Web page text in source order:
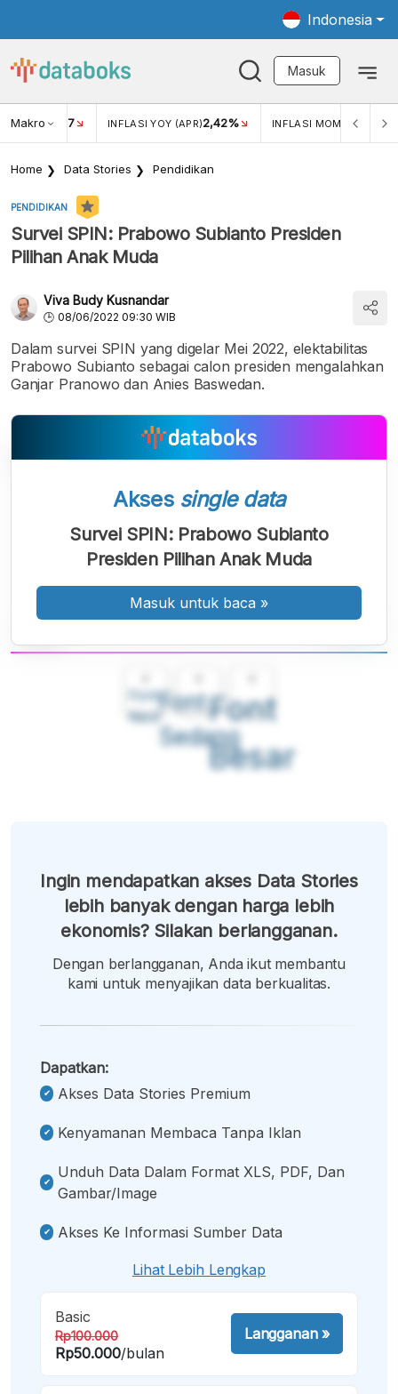
Indonesia
Masuk
Makro
USD/IDR 17 INFLASI YOY (APR)2,42% INFLASI MOM (MAR)
Home Data Stories Pendidikan
PENDIDIKAN
Survei SPIN: Prabowo Subianto Presiden
Pilihan Anak Muda
Viva Budy Kusnandar
08/06/2022 09:30 WIB
Dalam survei SPIN yang digelar Mei 2022, elektabilitas
Prabowo Subianto sebagai calon presiden mengalahkan
Ganjar Pranowo dan Anies Baswedan.
Font
Kecil
Font
Sedang
Font
Besar
Akses single data
Survei SPIN: Prabowo Subianto
Presiden Pilihan Anak Muda
Masuk untuk baca »
Ingin mendapatkan akses Data Stories
lebih banyak dengan harga lebih
ekonomis? Silakan berlangganan.
Dengan berlangganan, Anda ikut membantu
kami untuk menyajikan data berkualitas.
Dapatkan:
Akses Data Stories Premium
Kenyamanan Membaca Tanpa Iklan
Unduh Data Dalam Format XLS, PDF, Dan
Gambar/image
Akses Ke Informasi Sumber Data
Lihat Lebih Lengkap
Basic
Rp100.000
Rp50.000/bulan
Langganan»